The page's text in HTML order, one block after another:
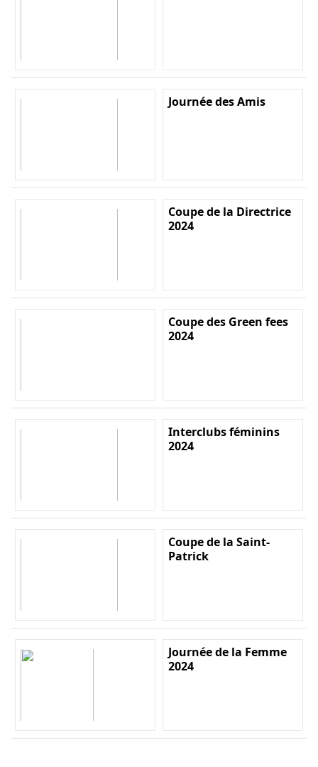
Journée des Amis
Coupe de la Directrice
2024
Coupe des Green fees
2024
Interclubs féminins
2024
Coupe de la Saint-
Patrick
Journée de la Femme
2024